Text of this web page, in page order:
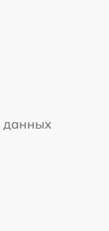
данных